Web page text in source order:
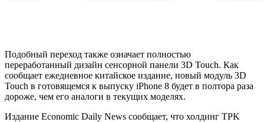
Подобный переход также означает полностью
переработанный дизайн сенсорной панели 3D Touch. Как
сообщает ежедневное китайское издание, новый модуль 3D
Touch в готовящемся к выпуску iPhone 8 будет в полтора раза
дороже, чем его аналоги в текущих моделях.
Издание Economic Daily News сообщает, что холдинг TPK